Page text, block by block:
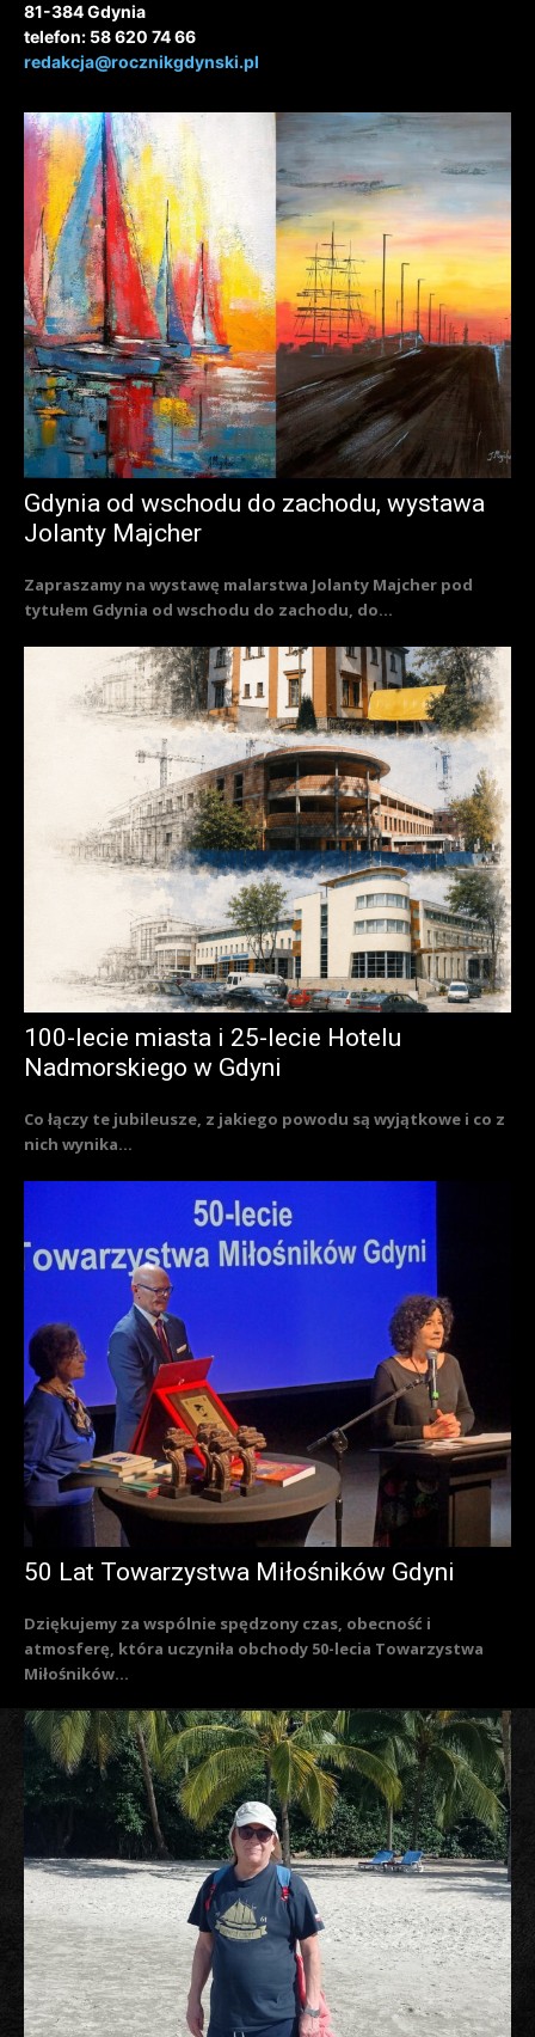
81-384 Gdynia
telefon: 58 620 74 66
redakcja@rocznikgdynski.pl
Gdynia od wschodu do zachodu, wystawa
Jolanty Majcher
Zapraszamy na wystawę malarstwa Jolanty Majcher pod
tytułem Gdynia od wschodu do zachodu, do...
100-lecie miasta i 25-lecie Hotelu
Nadmorskiego w Gdyni
Co łączy te jubileusze, z jakiego powodu są wyjątkowe i co z
nich wynika...
50 Lat Towarzystwa Miłośników Gdyni
Dziękujemy za wspólnie spędzony czas, obecność i
atmosferę, która uczyniła obchody 50-lecia Towarzystwa
Miłośników...